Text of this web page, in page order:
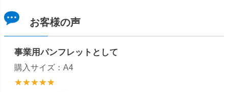
お客様の声
事業用パンフレットとして
購入サイズ：A4
★★★★★